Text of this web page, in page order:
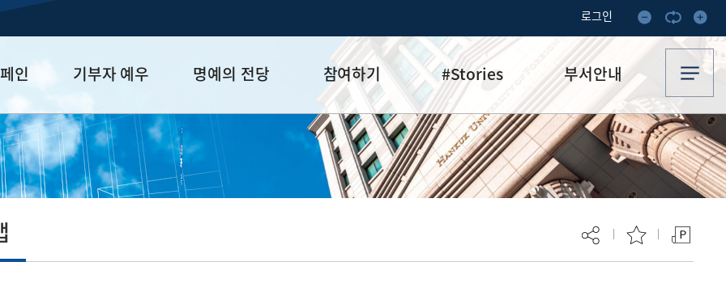
로그인
인
금
기부자 예우
예우 프로그램
세제 혜택
명예의 전당
HUFS Honor
Diamond Club
Platinum Club
참여하기
참여방법
기부하기
잠재기부자 추천
#Stories
기부·수혜스토리
기금소식
이달의 기부자
부서안내
업무안내
오시는 길